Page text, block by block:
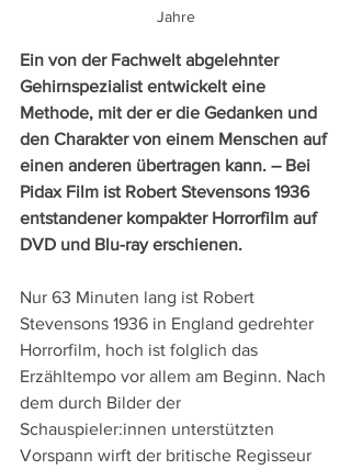
Jahre
Ein von der Fachwelt abgelehnter
Gehirnspezialist entwickelt eine
Methode, mit der er die Gedanken und
den Charakter von einem Menschen auf
einen anderen übertragen kann. – Bei
Pidax Film ist Robert Stevensons 1936
entstandener kompakter Horrorfilm auf
DVD und Blu-ray erschienen.
Nur 63 Minuten lang ist Robert
Stevensons 1936 in England gedrehter
Horrorfilm, hoch ist folglich das
Erzähltempo vor allem am Beginn. Nach
dem durch Bilder der
Schauspieler:innen unterstützten
Vorspann wirft der britische Regisseur